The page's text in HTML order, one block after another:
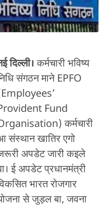
दिल्ली।कर्मचारी भविष्य
संगठन माने EPFO
Fund
कर्मचारी
संस्थान खातिर एगो
अपडेट जारी कइले
ई अपडेट प्रधानमंत्री
भारत रोजगार
से जुड़ल बा, जवना